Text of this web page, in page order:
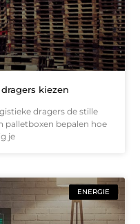
kiezen
dragers de stille
palletboxen bepalen hoe
je
ENERGIE